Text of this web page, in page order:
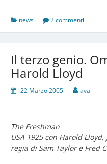
news 2 commenti
Il terzo genio.
Harold Lloyd
22 Marzo 2005 ava
The Freshman
USA 1925 con Harold
regia di Sam Taylor e Fred